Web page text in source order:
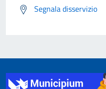
Segnala disservizio